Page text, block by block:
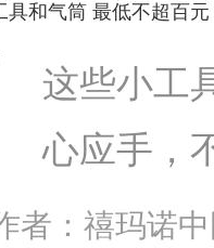
具和气筒 最低不超百元
这些小工
心应手，
者：禧玛诺